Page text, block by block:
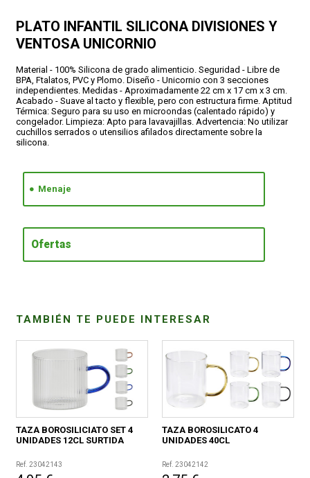
PLATO INFANTIL SILICONA DIVISIONES Y
VENTOSA UNICORNIO
Material - 100% Silicona de grado alimenticio. Seguridad - Libre de
BPA, Ftalatos, PVC y Plomo. Diseño - Unicornio con 3 secciones
independientes. Medidas - Aproximadamente 22 cm x 17 cm x 3 cm.
Acabado - Suave al tacto y flexible, pero con estructura firme. Aptitud
Térmica: Seguro para su uso en microondas (calentado rápido) y
congelador. Limpieza: Apto para lavavajillas. Advertencia: No utilizar
cuchillos serrados o utensilios afilados directamente sobre la
silicona.
Menaje
Ofertas
TAMBIÉN TE PUEDE INTERESAR
TAZA BOROSILICIATO SET 4
UNIDADES 12CL SURTIDA
Ref. 23042143
TAZA BOROSILICATO 4
UNIDADES 40CL
Ref. 23042142
ENVÍOS
DEVOLUCIONES
FORMAS DE PAGO